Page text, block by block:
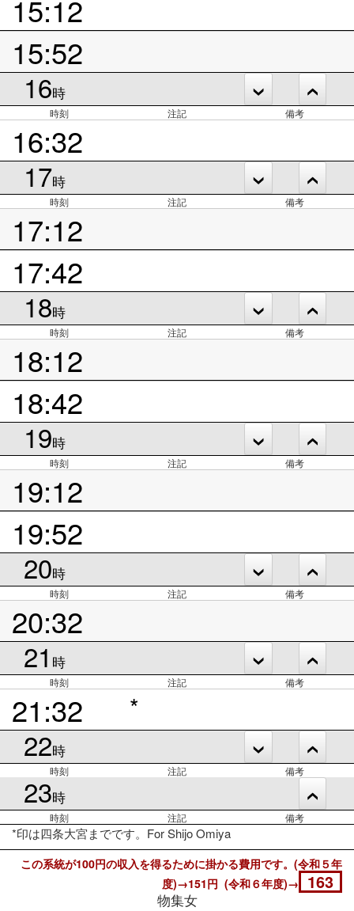
15:12
15:52
16時
時刻 注記 備考
16:32
17時
時刻 注記 備考
17:12
17:42
18時
時刻 注記 備考
18:12
18:42
19時
時刻 注記 備考
19:12
19:52
20時
時刻 注記 備考
20:32
21 時
時刻 注記 備考
21:32 *
22時
時刻 注記 備考
23時
時刻 注記 備考
*印は四条大宮までです。For Shijo Omiya
この系統が100円の収入を得るために掛かる費用です。(令和５年
度)→151円 (令和６年度)→
163
物集女